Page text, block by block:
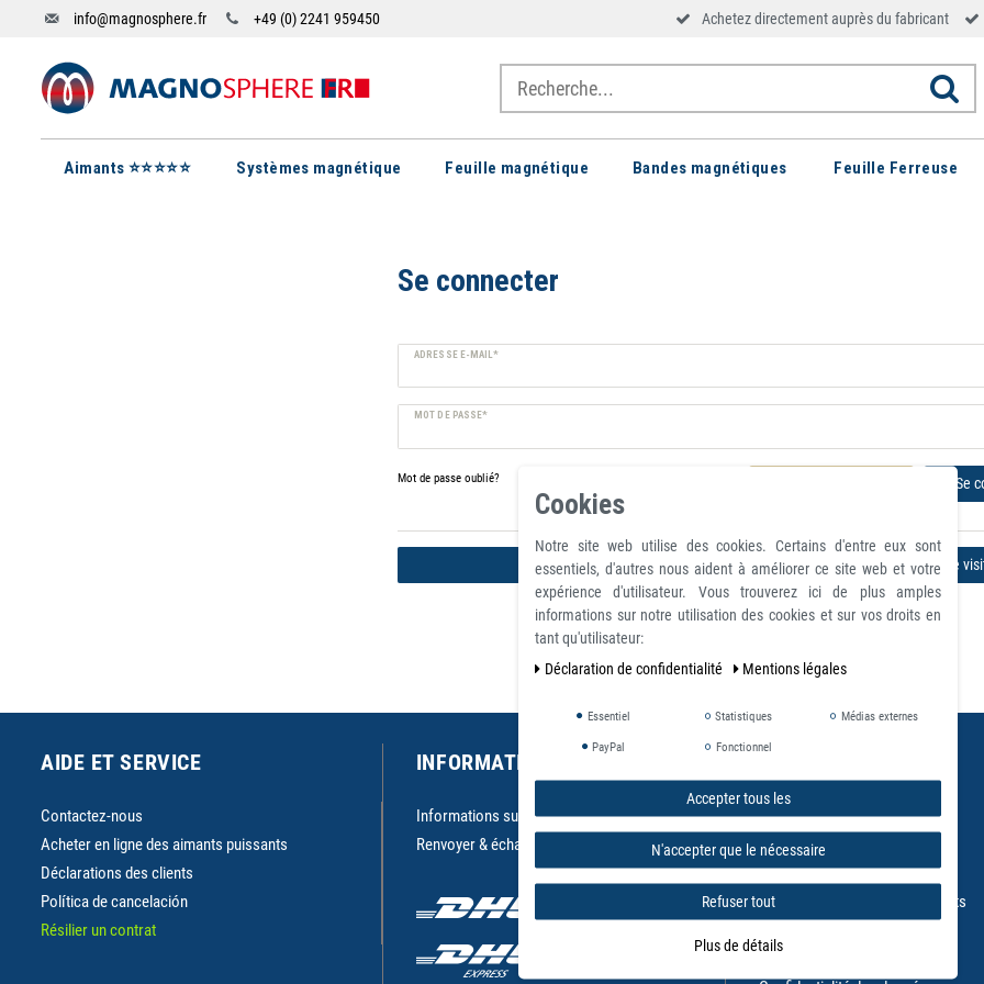
info@magnosphere.fr +49 (0) 2241 959450 Achetez directement auprès du fabricant
Aimants ⭐⭐⭐⭐⭐ Systèmes magnétique Feuille magnétique Bandes magnétiques Feuille Ferreuse
Se connecter
ADRESSE E-MAIL*
MOT DE PASSE*
Mot de passe oublié? Se
Enregistrer Commander en tant que
AIDE ET SERVICE
Contactez-nous
Acheter en ligne des aimants puissants
Déclarations des clients
Política de cancelación
Résilier un contrat
INFORMATIONS LIVRAISON
Informations sur la livraison
Renvoyer & échanger
Blog
Qui sommes-nous ?
Aimant ou Aimants
Marchés desservis pour aimants
Cookies
Notre site web utilise des cookies. Certains d'entre eux sont
essentiels, d'autres nous aident à améliorer ce site web et votre
expérience d'utilisateur. Vous trouverez ici de plus amples
informations sur notre utilisation des cookies et sur vos droits en
tant qu'utilisateur:
Déclaration de confidentialité
Mentions légales
Essentiel Statistiques Médias externes
PayPal Fonctionnel
Accepter tous les
N'accepter que le nécessaire
Refuser tout
Plus de détails